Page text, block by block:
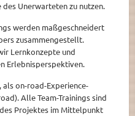
Unerwarteten zu nutzen.
werden maßgeschneidert
zusammengestellt.
Lernkonzepte und
Erlebnisperspektiven.
on-road-Experience-
Alle Team-Trainings sind
Projektes im Mittelpunkt